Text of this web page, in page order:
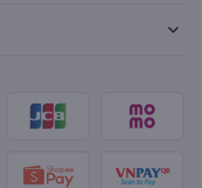
keyboard_arrow_down